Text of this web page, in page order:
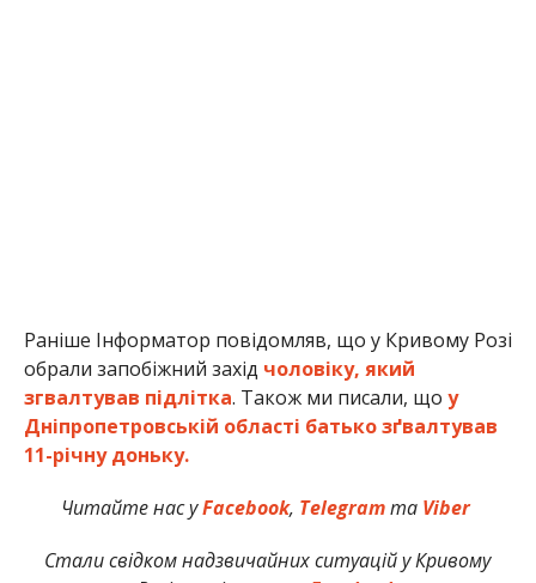
Раніше Інформатор повідомляв, що у Кривому Розі
обрали запобіжний захід чоловіку, який
згвалтував підлітка. Також ми писали, що у
Дніпропетровській області батько зґвалтував
11-річну доньку.
Читайте нас уFacebook, Telegramта Viber
Стали свідком надзвичайних ситуацій у Кривому